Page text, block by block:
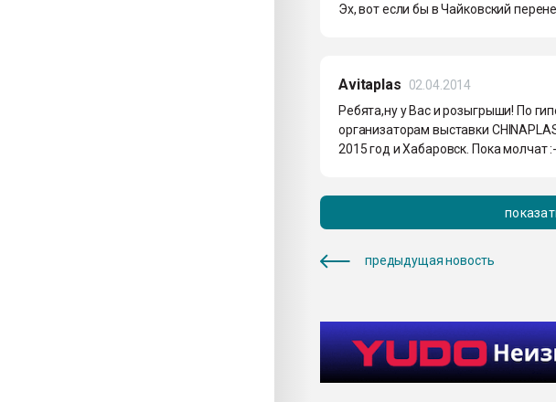
Эх, вот если бы в Чайковский
Avitaplas
02.04.2014
Ребята,ну у Вас и розыгрыши! По
организаторам выставки
2015 год и Хабаровск. Пока молчат
предыдущая новость